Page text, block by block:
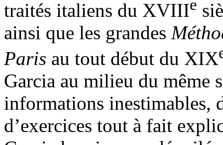
traités italiens du XVIIIe
ainsi que les grandes
Paris au tout début du XIX
Garcia au milieu du même
informations inestimables,
d’exercices tout à fait